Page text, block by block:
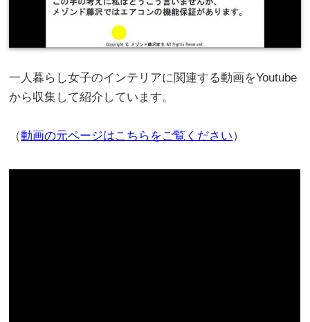
一人暮らし女子のインテリアに関連する動画をYoutube
から収集して紹介しています。
（動画の元ページはこちらをご覧ください）